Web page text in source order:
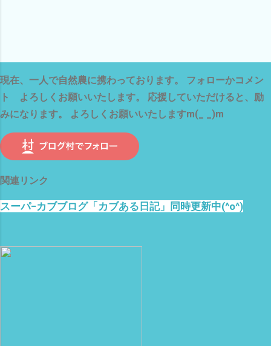
現在、一人で自然農に携わっております。 フォローかコメン
ト よろしくお願いいたします。 応援していただけると、励
みになります。 よろしくお願いいたしますm(_ _)m
関連リンク
スーパ−カブブログ「カブある日記」同時更新中(^o^)